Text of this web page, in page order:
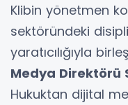
Klibin yönetmen
sektöründeki
yaratıcılığıyla
Medya Direktörü
Hukuktan dijital